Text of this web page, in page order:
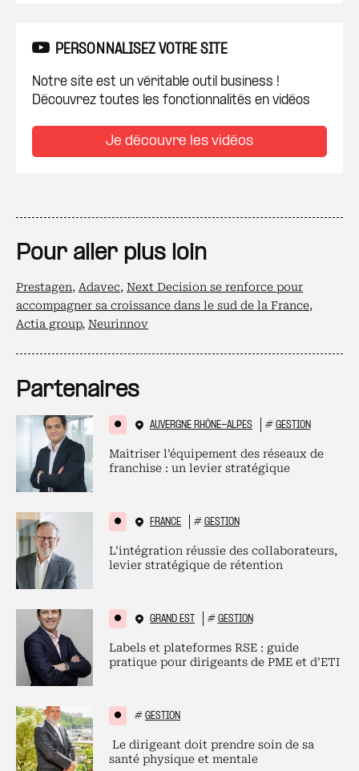
PERSONNALISEZ VOTRE SITE
Notre site est un véritable outil business !
Découvrez toutes les fonctionnalités en vidéos
Je découvre les vidéos
Pour aller plus loin
Prestagen, Adavec, Next Decision se renforce pour
accompagner sa croissance dans le sud de la France,
Actia group, Neurinnov
Partenaires
AUVERGNE RHÔNE-ALPES # GESTION
Maitriser l’équipement des réseaux de
franchise : un levier stratégique
FRANCE # GESTION
L’intégration réussie des collaborateurs,
levier stratégique de rétention
GRAND EST # GESTION
Labels et plateformes RSE : guide
pratique pour dirigeants de PME et d’ETI
# GESTION
Le dirigeant doit prendre soin de sa
santé physique et mentale